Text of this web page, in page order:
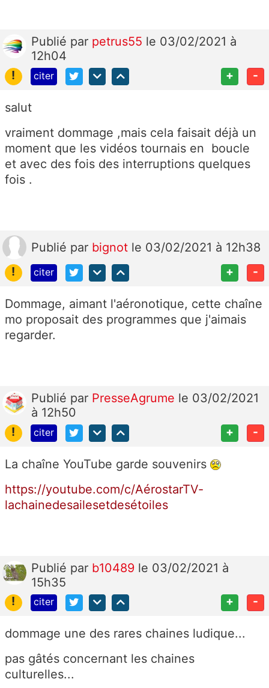
Publié par petrus55 le 03/02/2021 à
12h04
!
citer + -
salut
vraiment dommage ,mais cela faisait déjà un
moment que les vidéos tournais en boucle
et avec des fois des interruptions quelques
fois .
Publié par bignot le 03/02/2021 à 12h38
!
citer + -
Dommage, aimant l'aéronotique, cette chaîne
mo proposait des programmes que j'aimais
regarder.
Publié par PresseAgrume le 03/02/2021
à 12h50
!
citer + -
La chaîne YouTube garde souvenirs
https://youtube.com/c/AérostarTV-
lachainedesailesetdesétoiles
Publié par b10489 le 03/02/2021 à
15h35
!
citer + -
dommage une des rares chaines ludique...
pas gâtés concernant les chaines
culturelles...